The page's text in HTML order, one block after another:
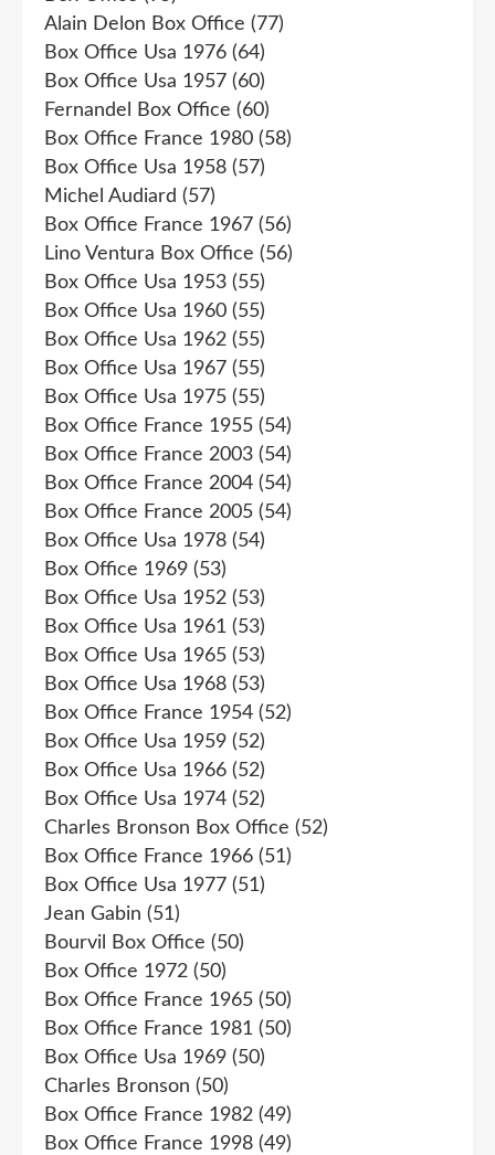
Alain Delon Box Office (77)
Box Office Usa 1976 (64)
Box Office Usa 1957 (60)
Fernandel Box Office (60)
Box Office France 1980 (58)
Box Office Usa 1958 (57)
Michel Audiard (57)
Box Office France 1967 (56)
Lino Ventura Box Office (56)
Box Office Usa 1953 (55)
Box Office Usa 1960 (55)
Box Office Usa 1962 (55)
Box Office Usa 1967 (55)
Box Office Usa 1975 (55)
Box Office France 1955 (54)
Box Office France 2003 (54)
Box Office France 2004 (54)
Box Office France 2005 (54)
Box Office Usa 1978 (54)
Box Office 1969 (53)
Box Office Usa 1952 (53)
Box Office Usa 1961 (53)
Box Office Usa 1965 (53)
Box Office Usa 1968 (53)
Box Office France 1954 (52)
Box Office Usa 1959 (52)
Box Office Usa 1966 (52)
Box Office Usa 1974 (52)
Charles Bronson Box Office (52)
Box Office France 1966 (51)
Box Office Usa 1977 (51)
Jean Gabin (51)
Bourvil Box Office (50)
Box Office 1972 (50)
Box Office France 1965 (50)
Box Office France 1981 (50)
Box Office Usa 1969 (50)
Charles Bronson (50)
Box Office France 1982 (49)
Box Office France 1998 (49)